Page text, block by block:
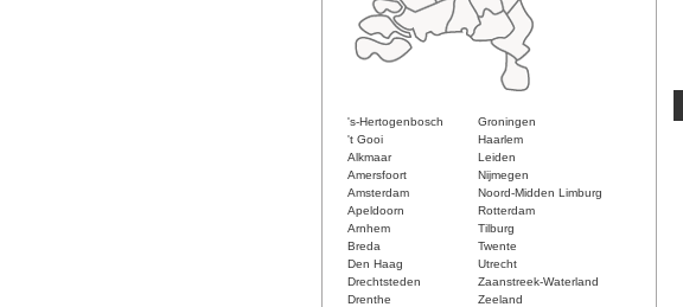
's-Hertogenbosch
Groningen
't Gooi
Haarlem
Alkmaar
Leiden
Amersfoort
Nijmegen
Amsterdam
Noord-Midden Limburg
Apeldoorn
Rotterdam
Arnhem
Tilburg
Breda
Twente
Den Haag
Utrecht
Drechtsteden
Zaanstreek-Waterland
Drenthe
Zeeland